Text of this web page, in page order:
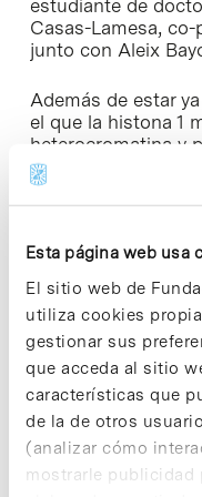
Esta página web usa
El sitio web de
utiliza cookies
gestionar sus
que acceda al sitio
características que
de la de otros
(analizar cómo
mostrarle publicidad
estudiante de
Casas-Lamesa,
junto con Aleix
Además de estar
el que la histona 1
heterocromatina y
loops, Anna
estudio la
Experimentos
genómica que
parte, de una
que profundizar
histona, con qué
qué enzimas la
vías de
informan los
► Más información
[+]